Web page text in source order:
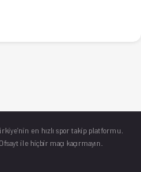
en hızlı spor takip platformu.
ile hiçbir maçı kaçırmayın.